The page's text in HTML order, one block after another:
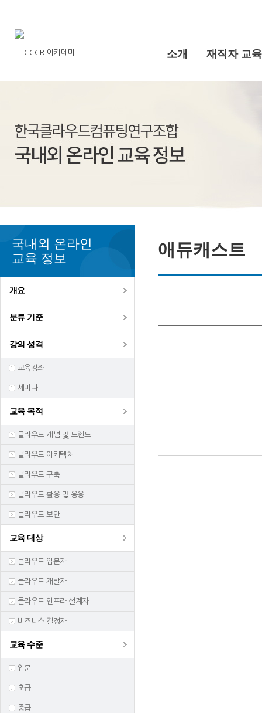
소개 재직자 교육
국내외 온라인
교육 정보
개요
분류 기준
강의 성격
교육강좌
세미나
교육 목적
클라우드 개념 및 트렌드
클라우드 아키텍처
클라우드 구축
클라우드 활용 및 응용
클라우드 보안
교육 대상
클라우드 입문자
클라우드 개발자
클라우드 인프라 설계자
비즈니스 결정자
교육 수준
입문
초급
중급
애듀캐스트